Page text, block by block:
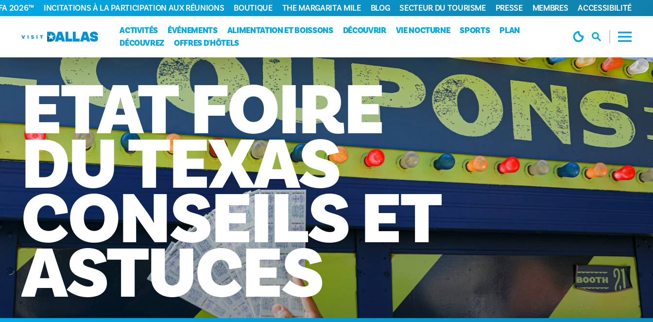
Aller directement au contenu
ACTIVITÉS
ÉVÉNEMENTS ALIMENTATION ET BOISSONS DÉCOUVRIR VIE NOCTURNE SPORTS
PLAN
DÉCOUVREZ
OFFRES D'HÔTELS
2026™ INCITATIONS À LA PARTICIPATION AUX RÉUNIONS BOUTIQUE THE MARGARITA MILE BLOG SECTEUR DU TOURISME PRESSE MEMBRES ACCESSIBILITÉ
ÉTATFOIRE
DUTEXAS
CONSEILSET
ASTUCES